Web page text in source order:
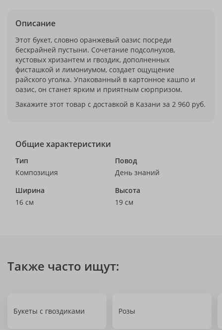
Описание
Этот букет, словно оранжевый оазис посреди
бескрайней пустыни. Сочетание подсолнухов,
кустовых хризантем и гвоздик, дополненных
фисташкой и лимониумом, создает ощущение
райского уголка. Упакованный в картонное кашпо и
оазис, он станет ярким и приятным сюрпризом.
Закажите этот товар с доставкой в Казани за 2 960 руб.
Общие характеристики
Тип
Композиция
Повод
День знаний
Ширина
16 см
Высота
19 см
Также часто ищут:
Букеты с гвоздиками Розы